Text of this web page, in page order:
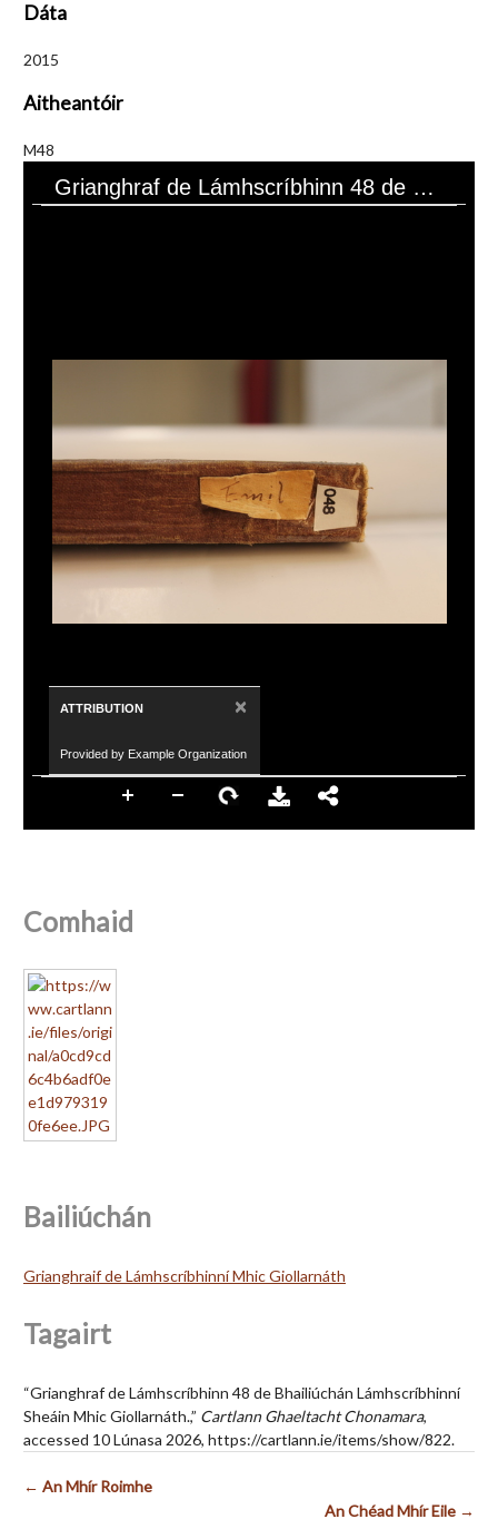
Dáta
2015
Aitheantóir
M48
Grianghraf de Lámhscríbhinn 48 de Bhailiúchán Lámhscríbhinní Sheáin Mhic Giollarnáth.
ATTRIBUTION ×
Provided by Example Organization
Comhaid
Bailiúchán
Grianghraif de Lámhscríbhinní Mhic Giollarnáth
Tagairt
“Grianghraf de Lámhscríbhinn 48 de Bhailiúchán Lámhscríbhinní
Sheáin Mhic Giollarnáth.,” Cartlann Ghaeltacht Chonamara,
accessed 10 Lúnasa 2026, https://cartlann.ie/items/show/822.
← An Mhír Roimhe
An Chéad Mhír Eile →